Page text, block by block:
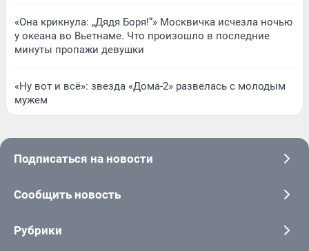
«Она крикнула: „Дядя Боря!“» Москвичка исчезла ночью
у океана во Вьетнаме. Что произошло в последние
минуты пропажи девушки
«Ну вот и всё»: звезда «Дома-2» развелась с молодым
мужем
Подписаться на новости
Сообщить новость
Рубрики